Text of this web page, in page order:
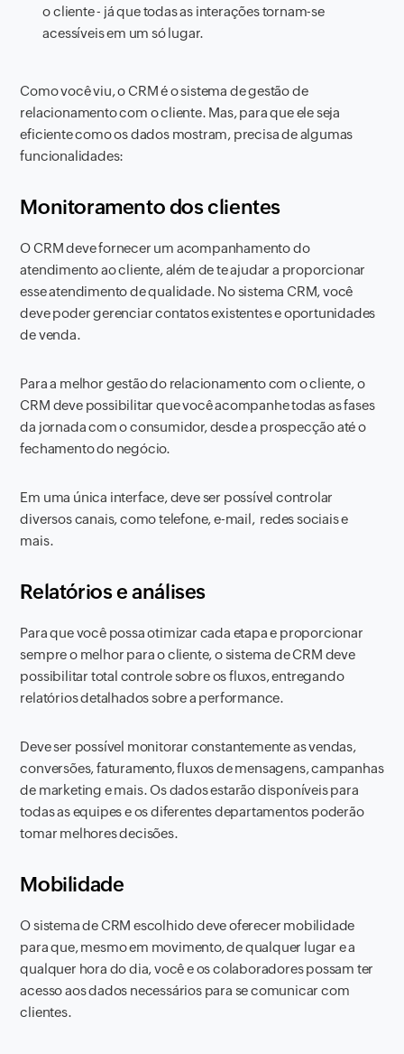
o cliente - já que todas as interações tornam-se
acessíveis em um só lugar.
Como você viu, o CRM é o sistema de gestão de
relacionamento com o cliente. Mas, para que ele seja
eficiente como os dados mostram, precisa de algumas
funcionalidades:
Monitoramento dos clientes
O CRM deve fornecer um acompanhamento do
atendimento ao cliente, além de te ajudar a proporcionar
esse atendimento de qualidade. No sistema CRM, você
deve poder gerenciar contatos existentes e oportunidades
de venda.
Para a melhor gestão do relacionamento com o cliente, o
CRM deve possibilitar que você acompanhe todas as fases
da jornada com o consumidor, desde a prospecção até o
fechamento do negócio.
Em uma única interface, deve ser possível controlar
diversos canais, como telefone, e-mail, redes sociais e
mais.
Relatórios e análises
Para que você possa otimizar cada etapa e proporcionar
sempre o melhor para o cliente, o sistema de CRM deve
possibilitar total controle sobre os fluxos, entregando
relatórios detalhados sobre a performance.
Deve ser possível monitorar constantemente as vendas,
conversões, faturamento, fluxos de mensagens, campanhas
de marketing e mais. Os dados estarão disponíveis para
todas as equipes e os diferentes departamentos poderão
tomar melhores decisões.
Mobilidade
O sistema de CRM escolhido deve oferecer mobilidade
para que, mesmo em movimento, de qualquer lugar e a
qualquer hora do dia, você e os colaboradores possam ter
acesso aos dados necessários para se comunicar com
clientes.